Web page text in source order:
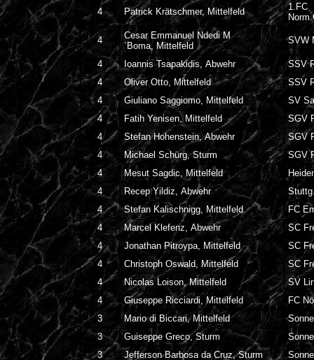
4 Patrick Krätschmer, Mittelfeld
1.FC
4
Cesar Emmanuel Ndedi M
´Boma, Mittelfeld
SVW
4 Ioannis Tsapakidis, Abwehr
SSV
4
Oliver Otto, Mittelfeld
SSV
4
Giuliano Saggiomo, Mittelfeld
SV
4
Fatih Yenisen, Mittelfeld
SGV
4
Stefan Hohenstein, Abwehr
SGV
4
Michael Schürg, Sturm
SGV
4
Mesut Sagdic, Mittelfeld
4
Recep Yildiz, Abwehr
4
Stefan Kalischnigg, Mittelfeld
FC
4
Marcel Klefenz, Abwehr
SC
4
Jonathan Pitroypa, Mittelfeld
SC
4
Christoph Oswald, Mittelfeld
SC
4
Nicolas Loison, Mittelfeld
SV
4
Giuseppe Ricciardi, Mittelfeld
FC
3
Mario di Biccari, Mittelfeld
3
Guiseppe Greco, Sturm
3
Jefferson Barbosa da Cruz, Sturm